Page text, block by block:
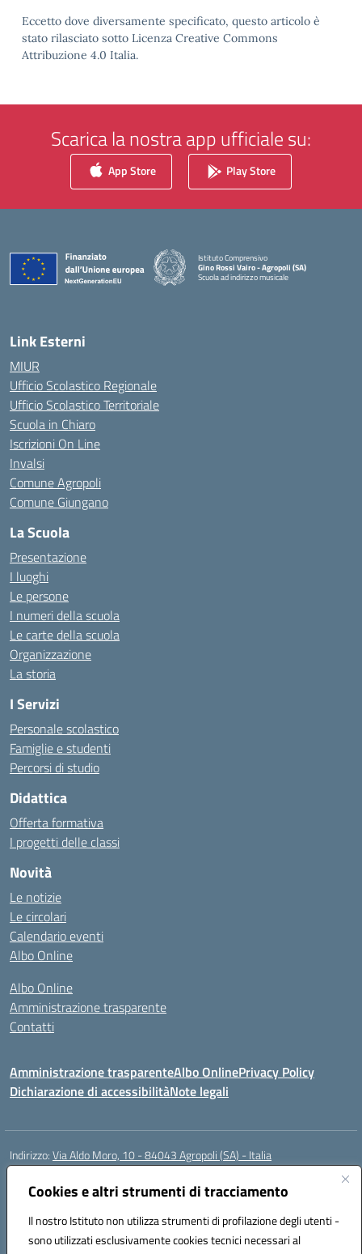
Cookies e altri strumenti di tracciamento
Il nostro Istituto non utilizza strumenti di profilazione degli utenti -
sono utilizzati esclusivamente cookies tecnici necessari al
Eccetto dove diversamente specificato, questo articolo è
stato rilasciato sotto Licenza Creative Commons
Attribuzione 4.0 Italia.
Scarica la nostra app ufficiale su:
App Store Play Store
Istituto Comprensivo
Gino Rossi Vairo - Agropoli (SA)
Scuola ad indirizzo musicale
Link Esterni
MIUR
Ufficio Scolastico Regionale
Ufficio Scolastico Territoriale
Scuola in Chiaro
Iscrizioni On Line
Invalsi
Comune Agropoli
Comune Giungano
La Scuola
Presentazione
I luoghi
Le persone
I numeri della scuola
Le carte della scuola
Organizzazione
La storia
I Servizi
Personale scolastico
Famiglie e studenti
Percorsi di studio
Didattica
Offerta formativa
I progetti delle classi
Novità
Le notizie
Le circolari
Calendario eventi
Albo Online
Albo Online
Amministrazione trasparente
Contatti
Amministrazione trasparenteAlbo OnlinePrivacy Policy
Dichiarazione di accessibilitàNote legali
Indirizzo:Via Aldo Moro, 10 - 84043 Agropoli (SA) - Italia
Centralino:
Posta elettronica certificata (PEC):saic8at00d@pec.istruzione.it
Codice fiscale: 90009620650
Codice meccanografico:SAIC8AT00D